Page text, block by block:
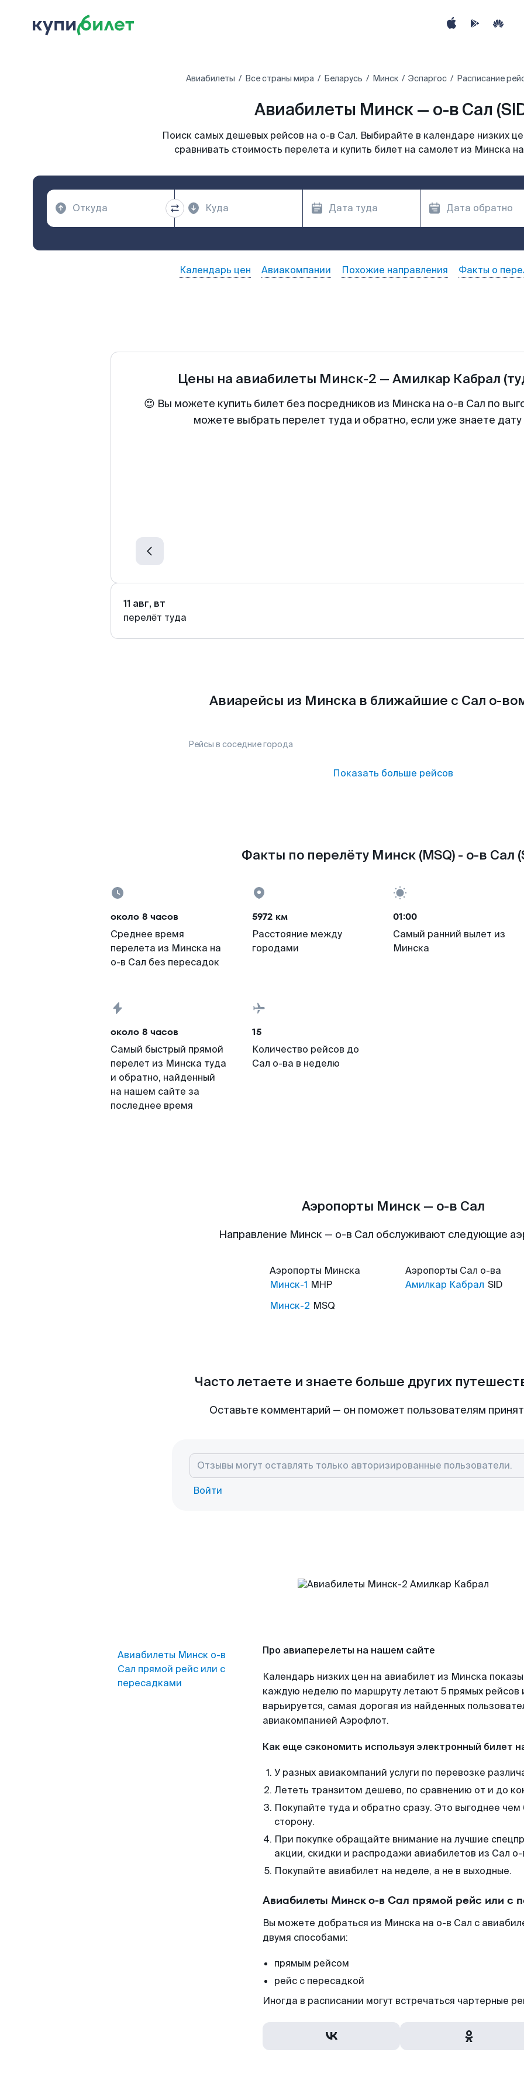
Авиабилеты Все страны мира Беларусь Минск Эспаргос Расписание
Авиабилеты Минск — о-в Сал
Поиск самых дешевых рейсов на о-в Сал. Выбирайте в календаре низких
сравнивать стоимость перелета и купить билет на самолет из Минска
Календарь цен Авиакомпании Похожие направления Факты о
Цены на авиабилеты Минск-2 — Амилкар Кабрал
😍 Вы можете купить билет без посредников из Минска на о-в Сал по
можете выбрать перелет туда и обратно, если уже знаете
11 авг, вт
перелёт туда
Авиарейсы из Минска в ближайшие с Сал о-
Рейсы в соседние города
Показать больше рейсов
Факты по перелёту Минск (MSQ) - о-в Сал
около 8 часов
Среднее время
перелета из Минска на
о-в Сал без пересадок
5972 км
Расстояние между
городами
01:00
Самый ранний вылет из
Минска
около 8 часов
Самый быстрый прямой
перелет из Минска туда
и обратно, найденный
на нашем сайте за
последнее время
15
Количество рейсов до
Сал о-ва в неделю
Аэропорты Минск — о-в Сал
Направление Минск — о-в Сал обслуживают следующие
Аэропорты Минска
Минск-1 MHP
Минск-2 MSQ
Аэропорты Сал о-ва
Амилкар Кабрал SID
Часто летаете и знаете больше других
Оставьте комментарий — он поможет пользователям
Войти
Авиабилеты Минск о-в
Сал прямой рейс или с
пересадками
Про авиаперелеты на нашем сайте
Календарь низких цен на авиабилет из Минска
каждую неделю по маршруту летают 5 прямых рейсов
варьируется, самая дорогая из найденных
авиакомпанией Аэрофлот.
Как еще сэкономить используя электронный билет
У разных авиакомпаний услуги по перевозке
Лететь транзитом дешево, по сравнению от и до
Покупайте туда и обратно сразу. Это выгоднее
сторону.
При покупке обращайте внимание на лучшие
акции, скидки и распродажи авиабилетов из Сал о-
Покупайте авиабилет на неделе, а не в выходные.
Авиабилеты Минск о-в Сал прямой рейс или с
Вы можете добраться из Минска на о-в Сал с
двумя способами:
прямым рейсом
рейс с пересадкой
Иногда в расписании могут встречаться чартерные